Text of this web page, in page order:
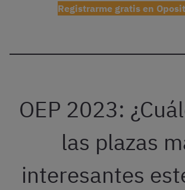
Registrarme gratis en
OEP 2023:
las plazas
interesantes